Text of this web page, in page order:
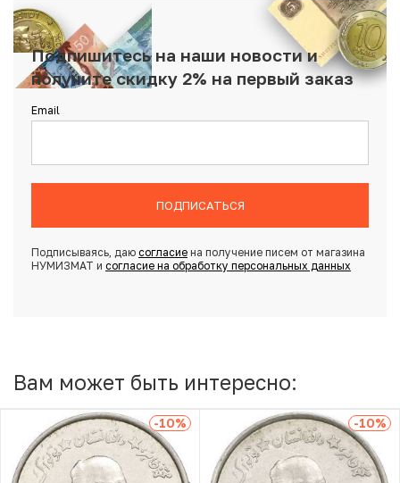
Подпишитесь на наши новости и
получите скидку 2% на первый заказ
Email
ПОДПИСАТЬСЯ
Подписываясь, даю согласиена получение писем от магазина
НУМИЗМАТ и согласие на обработку персональных данных
Вам может быть интересно:
-10% -10%